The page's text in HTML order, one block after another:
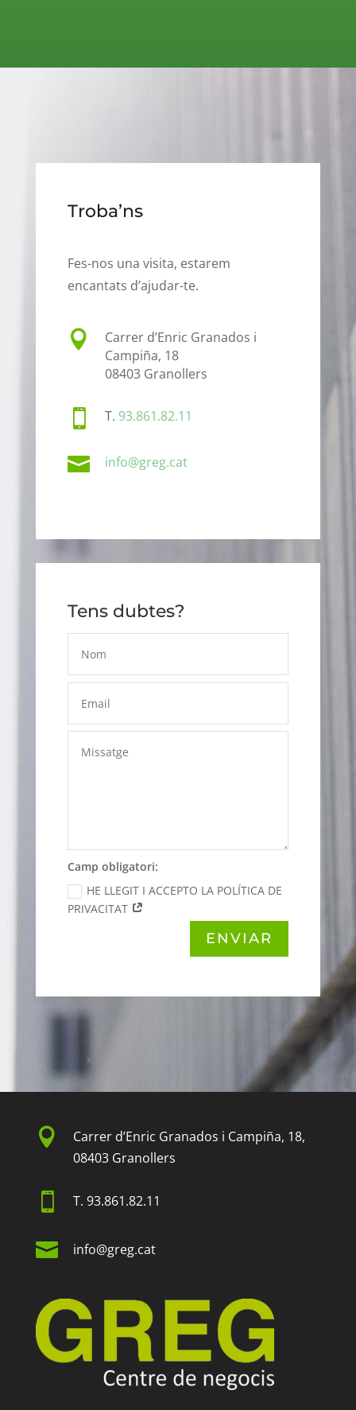
Troba’ns
Fes-nos una visita, estarem
encantats d’ajudar-te.

Carrer d’Enric Granados i
Campiña, 18
08403 Granollers
 T. 93.861.82.11
 info@greg.cat
Tens dubtes?
Camp obligatori:
HE LLEGIT I ACCEPTO LA POLÍTICA DE
PRIVACITAT
ENVIAR

Carrer d’Enric Granados i Campiña, 18,
08403 Granollers
 T. 93.861.82.11
 info@greg.cat